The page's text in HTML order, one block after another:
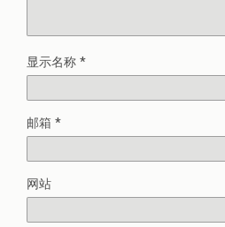
显示名称 *
邮箱 *
网站